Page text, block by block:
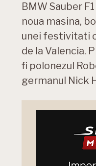
BMW Sauber
noua masina,
unei festivitati
de la Valencia.
fi polonezul
germanul Nick